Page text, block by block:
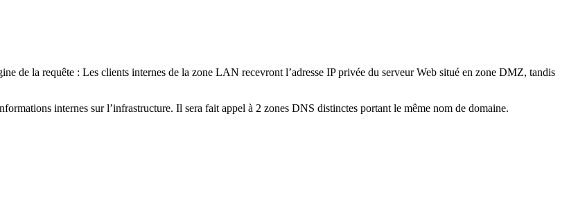
de la requête : Les clients internes de la zone LAN recevront l’adresse IP privée du serveur Web situé en zone DMZ, tandis
internes sur l’infrastructure. Il sera fait appel à 2 zones DNS distinctes portant le même nom de domaine.